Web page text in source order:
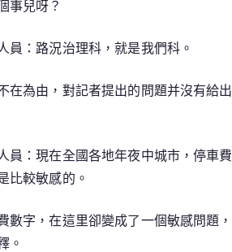
事兒呀？
員：路況治理科，就是我們科。
在為由，對記者提出的問題并沒有給
員：現在全國各地年夜中城市，停車
比較敏感的。
數字，在這里卻變成了一個敏感問題
。